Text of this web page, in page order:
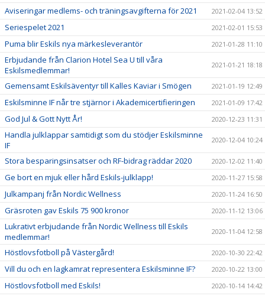
Aviseringar medlems- och träningsavgifterna för 2021 2021-02-04 13:52
Seriespelet 2021 2021-02-01 15:53
Puma blir Eskils nya märkesleverantör 2021-01-28 11:10
Erbjudande från Clarion Hotel Sea U till våra
Eskilsmedlemmar!
2021-01-21 18:18
Gemensamt Eskilsäventyr till Kalles Kaviar i Smögen 2021-01-19 12:49
Eskilsminne IF når tre stjärnor i Akademicertifieringen 2021-01-09 17:42
God Jul & Gott Nytt År! 2020-12-23 11:31
Handla julklappar samtidigt som du stödjer Eskilsminne
IF
2020-12-04 10:24
Stora besparingsinsatser och RF-bidrag räddar 2020 2020-12-02 11:40
Ge bort en mjuk eller hård Eskils-julklapp! 2020-11-27 15:58
Julkampanj från Nordic Wellness 2020-11-24 16:50
Gräsroten gav Eskils 75 900 kronor 2020-11-12 13:06
Lukrativt erbjudande från Nordic Wellness till Eskils
medlemmar!
2020-11-04 12:58
Höstlovsfotboll på Västergård! 2020-10-30 22:42
Vill du och en lagkamrat representera Eskilsminne IF? 2020-10-22 13:00
Höstlovsfotboll med Eskils! 2020-10-14 14:42